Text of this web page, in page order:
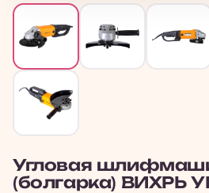
Угловая
(болгарка) ВИХРЬ